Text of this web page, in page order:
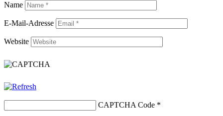
Name
E-Mail-Adresse
Website
CAPTCHA Code *